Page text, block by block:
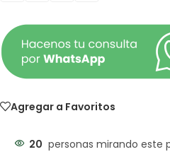
Agregar a Favoritos
20 personas mirando este